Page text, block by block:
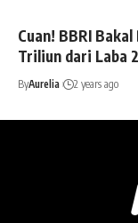
Cuan! BBRI
Triliun dari Laba
ByAurelia 2 years ago